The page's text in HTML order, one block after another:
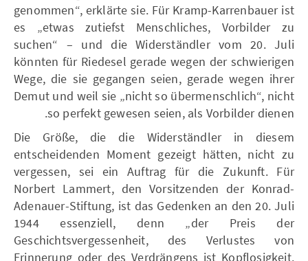
genommen“, erklärte sie. Für Kramp-Karrenbauer ist
es „etwas zutiefst Menschliches, Vorbilder zu
suchen“ – und die Widerständler vom 20. Juli
könnten für Riedesel gerade wegen der schwierigen
Wege, die sie gegangen seien, gerade wegen ihrer
Demut und weil sie „nicht so übermenschlich“, nicht
so perfekt gewesen seien, als Vorbilder dienen.
Die Größe, die die Widerständler in diesem
entscheidenden Moment gezeigt hätten, nicht zu
vergessen, sei ein Auftrag für die Zukunft. Für
Norbert Lammert, den Vorsitzenden der Konrad-
Adenauer-Stiftung, ist das Gedenken an den 20. Juli
1944 essenziell, denn „der Preis der
Geschichtsvergessenheit, des Verlustes von
Erinnerung oder des Verdrängens ist Kopflosigkeit.